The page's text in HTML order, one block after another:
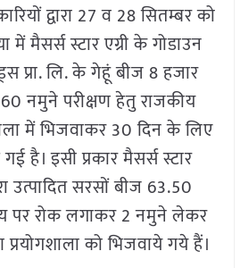
द्वारा 27 व 28 सितम्बर को
मैसर्स स्टार एग्री के गोडाउन
प्रा. लि. के गेहूं बीज 8 हजार
नमुने परीक्षण हेतु राजकीय
में भिजवाकर 30 दिन के लिए
है। इसी प्रकार मैसर्स स्टार
उत्पादित सरसों बीज 63.50
पर रोक लगाकर 2 नमुने लेकर
को भिजवाये गये हैं।